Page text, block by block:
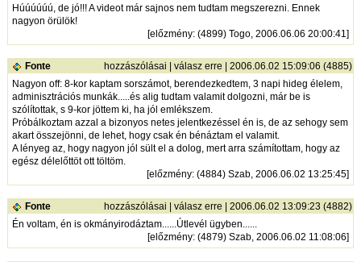
Húúúúúú, de jó!!! A videot már sajnos nem tudtam megszerezni. Ennek
nagyon örülök!
[előzmény: (4899) Togo, 2006.06.06 20:00:41]
Fonte hozzászólásai |válasz erre | 2006.06.02 15:09:06 (4885)
Nagyon off: 8-kor kaptam sorszámot, berendezkedtem, 3 napi hideg élelem,
adminisztrációs munkák.....és alig tudtam valamit dolgozni, már be is
szólítottak, s 9-kor jöttem ki, ha jól emlékszem.
Próbálkoztam azzal a bizonyos netes jelentkezéssel én is, de az sehogy sem
akart összejönni, de lehet, hogy csak én bénáztam el valamit.
A lényeg az, hogy nagyon jól sült el a dolog, mert arra számítottam, hogy az
egész délelőttöt ott töltöm.
[előzmény: (4884) Szab, 2006.06.02 13:25:45]
Fonte hozzászólásai |válasz erre | 2006.06.02 13:09:23 (4882)
Én voltam, én is okmányirodáztam......Útlevél ügyben......
[előzmény: (4879) Szab, 2006.06.02 11:08:06]